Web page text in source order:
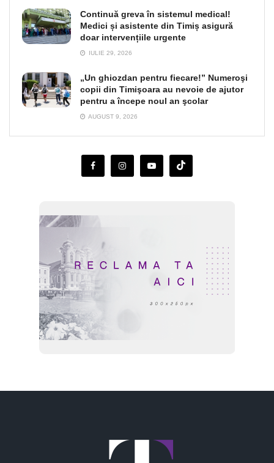
Continuă greva în sistemul medical!
Medici și asistente din Timiș asigură
doar intervențiile urgente
IULIE 29, 2026
„Un ghiozdan pentru fiecare!” Numeroşi
copii din Timişoara au nevoie de ajutor
pentru a începe noul an şcolar
AUGUST 9, 2026